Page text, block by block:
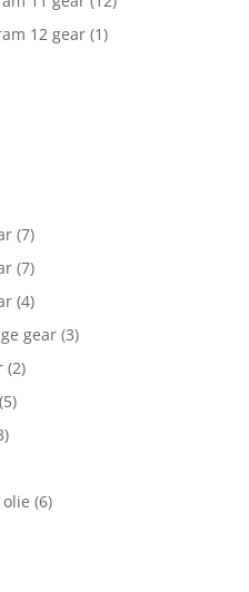
12 gear (1)
(7)
(7)
(4)
gear (3)
(2)
(5)
(6)